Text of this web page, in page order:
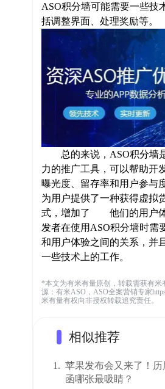
ASO积分墙可能需要一些技
括调整界面、处理奖励等。
总的来说， ASO积分墙
力的推广工具，可以帮助开
曝光度、留存率和用户参与
为用户提供了一种获得虚拟
式，增加了 他们的用户
发者在使用ASO积分墙时需
和用户体验之间的关系，并
一些技术上的工作。
*本文为有米有量原创，转载需获有米
源：有米ASO，ASO全案营销专家
米有量有权向非授权转载追究责任。
相似推荐
1. 苹果发布会又来了！历
函哪张最吸睛？